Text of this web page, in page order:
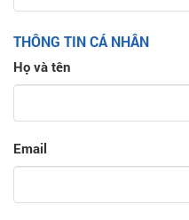
THÔNG TIN CÁ NHÂN
Họ và tên
Email